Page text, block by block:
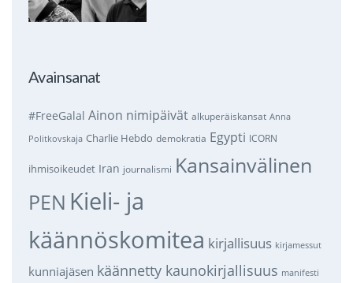
Avainsanat
#FreeGalal Ainon nimipäivät alkuperäiskansat Anna
Politkovskaja Charlie Hebdo demokratia Egypti ICORN
ihmisoikeudet Iran journalismi Kansainvälinen
PEN Kieli- ja
käännöskomitea kirjallisuus kirjamessut
kunniajäsen käännetty kaunokirjallisuus manifesti